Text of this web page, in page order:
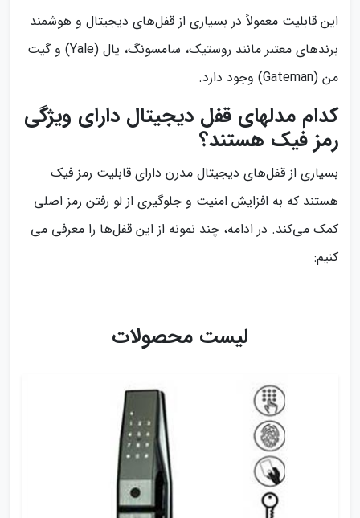
این قابلیت معمولاً در بسیاری از قفل‌های دیجیتال و هوشمند
برندهای معتبر مانند روستیک، سامسونگ، یال (Yale) و گیت‌
من (Gateman) وجود دارد.
کدام مدلهای قفل دیجیتال دارای ویژگی
رمز فیک هستند؟
بسیاری از قفل‌های دیجیتال مدرن دارای قابلیت رمز فیک
هستند که به افزایش امنیت و جلوگیری از لو رفتن رمز اصلی
کمک می‌کند. در ادامه، چند نمونه از این قفل‌ها را معرفی می‌
کنیم:
لیست محصولات